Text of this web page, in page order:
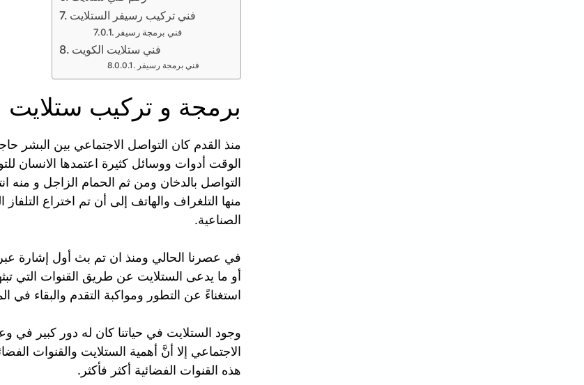
فني تركيب رسيفر الستلايت
فني برمجة رسيفر
فني ستلايت الكويت
فني برمجة رسيفر
برمجة و تركيب ستلايت
منذ القدم كان التواصل الاجتماعي بين
الوقت أدوات ووسائل كثيرة اعتمدها الانسان
التواصل بالدخان ومن ثم الحمام الزاجل و منه
منها التلغراف والهاتف إلى أن تم اختراع التلفاز
الصناعية.
أو ما يدعى الستلايت عن طريق القنوات التي
استغناءً عن التطور ومواكبة التقدم والبقاء في
وجود الستلايت في حياتنا كان له دور كبير في
الاجتماعي إلا أنَّ أهمية الستلايت والقنوات
هذه القنوات الفضائية أكثر فأكثر.